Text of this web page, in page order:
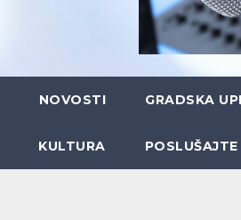
NOVOSTI GRADSKA
KULTURA POSLUŠAJTE